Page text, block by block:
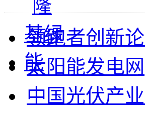
领跑者创新
太阳能发电网
中国光伏产